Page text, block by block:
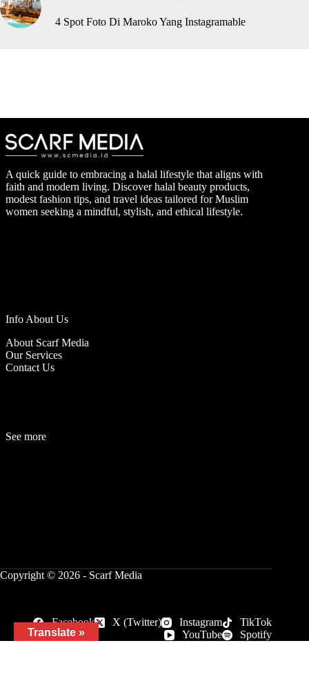
4 Spot Foto Di Maroko Yang Instagramable
A quick guide to embracing a halal lifestyle that aligns with
faith and modern living. Discover halal beauty products,
modest fashion tips, and travel ideas tailored for Muslim
women seeking a mindful, stylish, and ethical lifestyle.
Info About Us
About Scarf Media
Our Services
Contact Us
See more
Copyright © 2026 - Scarf Media
Facebook X (Twitter) Instagram
TikTok
YouTube
Spotify
Translate »